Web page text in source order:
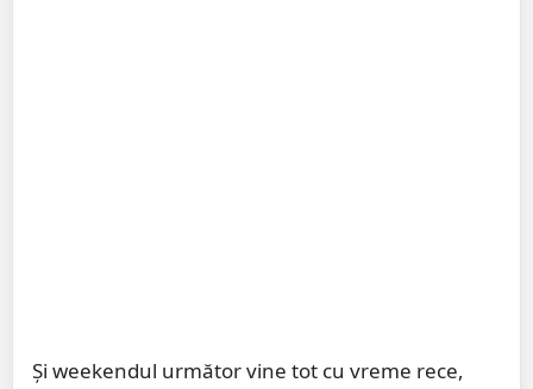
Și weekendul următor vine tot cu vreme rece,